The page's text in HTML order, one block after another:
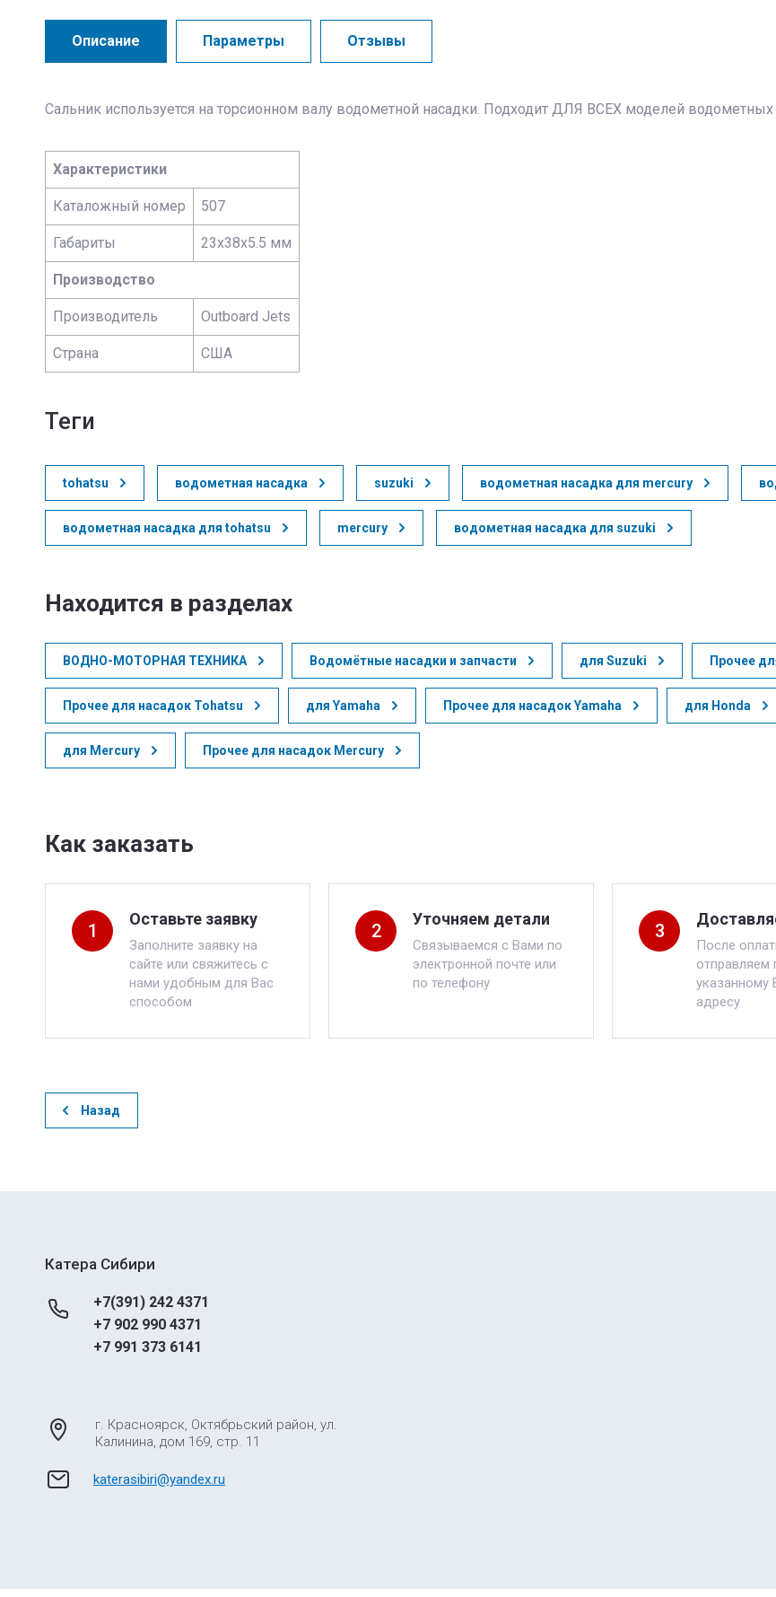
Описание Параметры Отзывы
Сальник используется на торсионном валу водометной насадки. Подходит ДЛЯ ВСЕХ моделей
Характеристики
Каталожный номер 507
Габариты 23x38x5.5 мм
Производство
Производитель Outboard Jets
Страна США
теги
tohatsu водометная насадка suzuki водометная насадка для mercury
водометная насадка для tohatsu mercury водометная насадка для suzuki
Находится в разделах
ВОДНО-МОТОРНАЯ ТЕХНИКА Водомётные насадки и запчасти для Suzuki Прочее
Прочее для насадок Tohatsu для Yamaha Прочее для насадок Yamaha для Honda
для Mercury Прочее для насадок Mercury
Как заказать
1
Оставьте заявку
Заполните заявку на
сайте или свяжитесь с
нами удобным для Вас
способом
2
Уточняем детали
Связываемся с Вами по
электронной почте или
по телефону
3
После
отправляем
указанному
адресу
Назад
Катера Сибири
+7(391) 242 4371
+7 902 990 4371
+7 991 373 6141
г. Красноярск, Октябрьский район, ул.
Калинина, дом 169, стр. 11
katerasibiri@yandex.ru